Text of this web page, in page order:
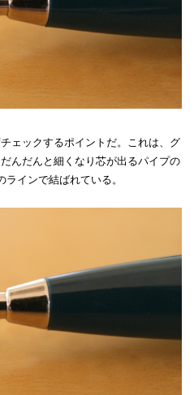
ェックするポイントだ。これは、グ
んだんと細くなり芯が出るパイプの
インで結ばれている。